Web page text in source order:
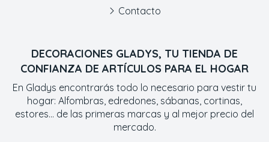
DECORACIONES GLADYS, TU TIENDA DE
CONFIANZA DE ARTÍCULOS PARA EL HOGAR
En Gladys encontrarás todo lo necesario para vestir tu
hogar: Alfombras, edredones, sábanas, cortinas,
estores... de las primeras marcas y al mejor precio del
mercado.
Contacto